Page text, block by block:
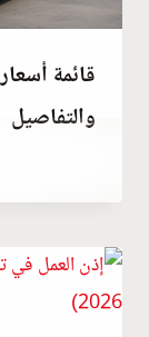
قائمة
والتفاصيل
Hatice